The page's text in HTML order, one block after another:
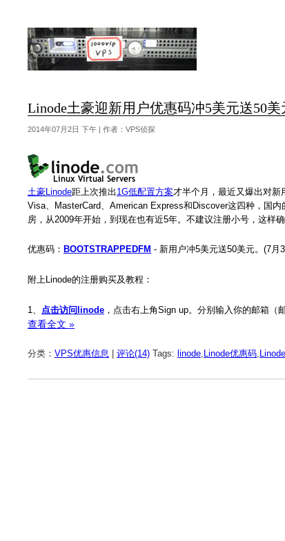
Linode土豪迎新用户优惠码冲5美元送50
2014年07月2日 下午 | 作者：VPS侦探
土豪Linode距上次推出 1G低配置方案才半个月，最近又爆出对
Visa、MasterCard、American Express和Discover这四种，国
房，从2009年开始，到现在也有近5年。不建议注册小号，这样确
优惠码： BOOTSTRAPPEDFM - 新用户冲5美元送50美元。(7
附上Linode的注册购买及教程：
1、 点击访问linode ，点击右上角Sign up。分别输入你的邮箱（
查看全文 »
分类： VPS优惠信息 评论(14) Tags: linode, Linode优惠码,